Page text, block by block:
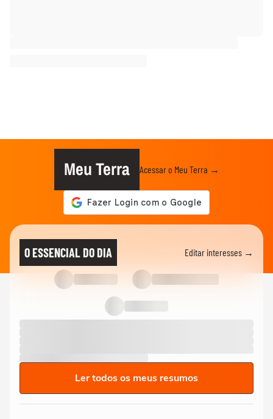
Meu Terra Acessar o Meu Terra →
O ESSENCIAL DO DIA Editar interesses →
Ler todos os meus resumos